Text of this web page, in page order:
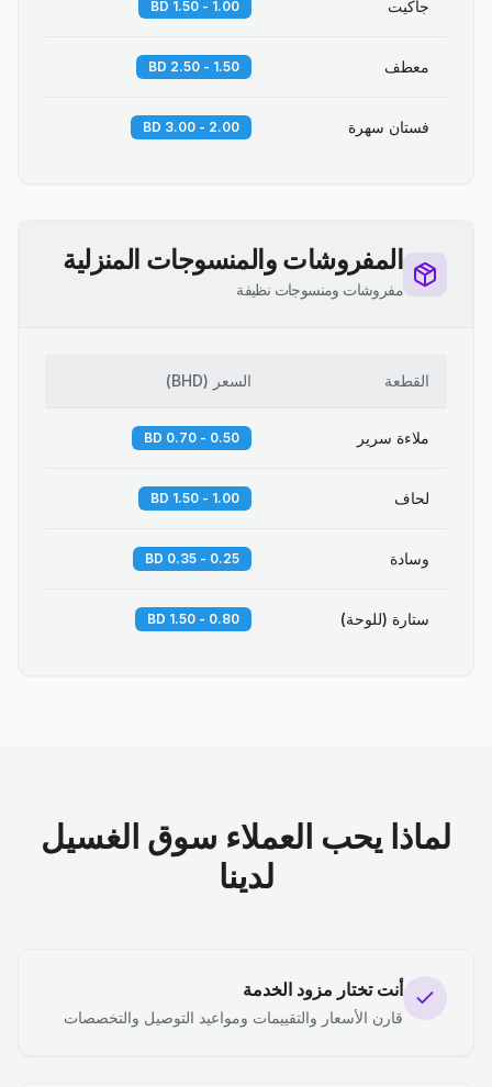
جاكيت 1.00 - 1.50 BD
معطف 1.50 - 2.50 BD
فستان سهرة 2.00 - 3.00 BD
المفروشات والمنسوجات المنزلية
مفروشات ومنسوجات نظيفة
القطعة السعر (
BHD
)
ملاءة سرير 0.50 - 0.70 BD
لحاف 1.00 - 1.50 BD
وسادة 0.25 - 0.35 BD
ستارة (للوحة) 0.80 - 1.50 BD
لماذا يحب العملاء سوق الغسيل
لدينا
أنت تختار مزود الخدمة
قارن الأسعار والتقييمات ومواعيد التوصيل والتخصصات